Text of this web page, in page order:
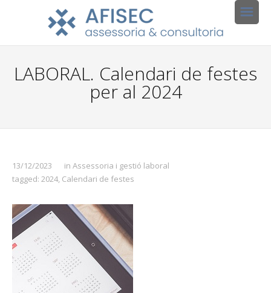
LABORAL. Calendari de festes
per al 2024
13/12/2023 in Assessoria i gestió laboral
tagged: 2024, Calendari de festes